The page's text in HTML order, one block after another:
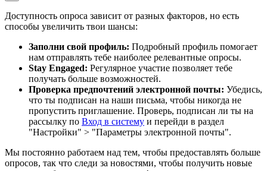
Доступность опроса зависит от разных факторов, но есть
способы увеличить твои шансы:
Заполни свой профиль: Подробный профиль помогает
нам отправлять тебе наиболее релевантные опросы.
Stay Engaged: Регулярное участие позволяет тебе
получать больше возможностей.
Проверка предпочтений электронной почты: Убедись,
что ты подписан на наши письма, чтобы никогда не
пропустить приглашение. Проверь, подписан ли ты на
рассылку по Вход в систему и перейди в раздел
"Настройки" > "Параметры электронной почты".
Мы постоянно работаем над тем, чтобы предоставлять больше
опросов, так что следи за новостями, чтобы получить новые